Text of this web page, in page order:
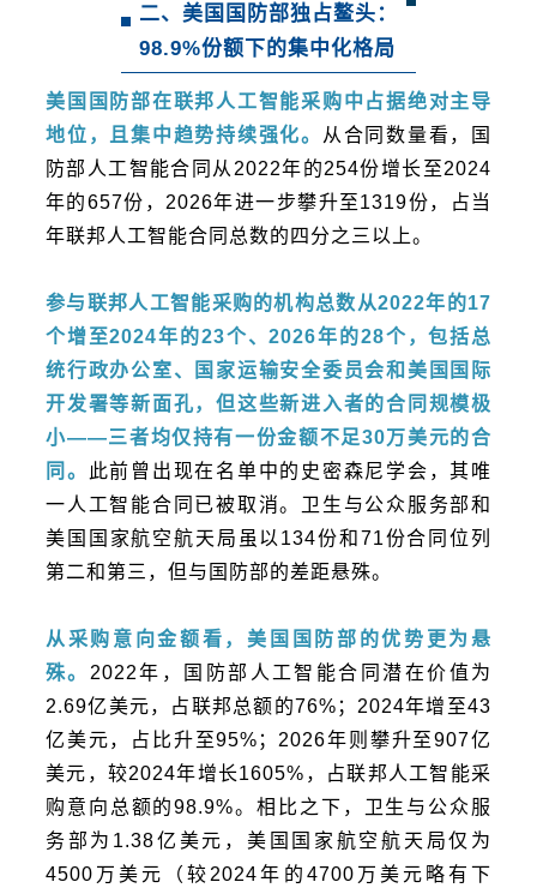
二、美国国防部独占鳌头：
98.9%份额下的集中化格局
美国国防部在联邦人工智能采购中占据绝对主导
地位，且集中趋势持续强化。
从合同数量看，国
防部人工智能合同从2022年的254份增长至2024
年的657份，2026年进一步攀升至1319份，占当
年联邦人工智能合同总数的四分之三以上。
参与联邦人工智能采购的机构总数从2022年的17
个增至2024年的23个、2026年的28个，包括总
统行政办公室、国家运输安全委员会和美国国际
开发署等新面孔，但这些新进入者的合同规模极
小——三者均仅持有一份金额不足30万美元的合
同。
此前曾出现在名单中的史密森尼学会，其唯
一人工智能合同已被取消。卫生与公众服务部和
美国国家航空航天局 虽以134份和71份合同位列
第二和第三，但与国防部的差距悬殊。
从采购意向金额看，美国国防部的优势更为悬
殊。 2022年，国防部人工智能合同潜在价值为
2.69亿美元，占联邦总额的76%；2024年增至43
亿美元，占比升至95%；2026年则攀升至907亿
美元，较2024年增长1605%，占联邦人工智能采
购意向总额的98.9%。相比之下，卫生与公众服
务部为1.38亿美元，美国国家航空航天局仅为
4500万美元（较2024年的4700万美元略有下